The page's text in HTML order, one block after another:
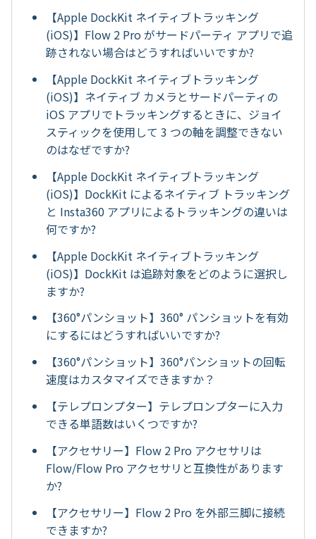
【Apple DockKit ネイティブトラッキング
(iOS)】Flow 2 Pro がサードパーティ アプリで追
跡されない場合はどうすればいいですか?
【Apple DockKit ネイティブトラッキング
(iOS)】ネイティブ カメラとサードパーティの
iOS アプリでトラッキングするときに、ジョイ
スティックを使用して 3 つの軸を調整できない
のはなぜですか?
【Apple DockKit ネイティブトラッキング
(iOS)】DockKit によるネイティブ トラッキング
と Insta360 アプリによるトラッキングの違いは
何ですか?
【Apple DockKit ネイティブトラッキング
(iOS)】DockKit は追跡対象をどのように選択し
ますか?
【360°パンショット】360° パンショットを有効
にするにはどうすればいいですか?
【360°パンショット】360°パンショットの回転
速度はカスタマイズできますか？
【テレプロンプター】テレプロンプターに入力
できる単語数はいくつですか?
【アクセサリー】Flow 2 Pro アクセサリは
Flow/Flow Pro アクセサリと互換性があります
か?
【アクセサリー】Flow 2 Pro を外部三脚に接続
できますか?